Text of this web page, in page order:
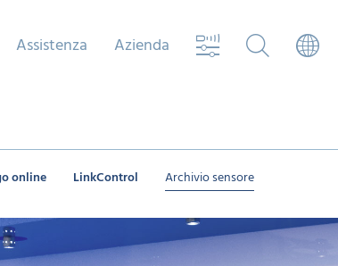
Assistenza Azienda
online LinkControl Archivio sensore